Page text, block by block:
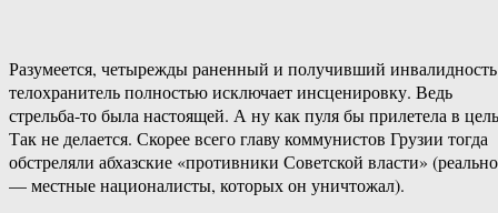
Разумеется, четырежды раненный и получивший инвалидность
телохранитель полностью исключает инсценировку. Ведь
стрельба-то была настоящей. А ну как пуля бы прилетела в
Так не делается. Скорее всего главу коммунистов Грузии тогда
обстреляли абхазские «противники Советской власти» (реально
— местные националисты, которых он уничтожал).